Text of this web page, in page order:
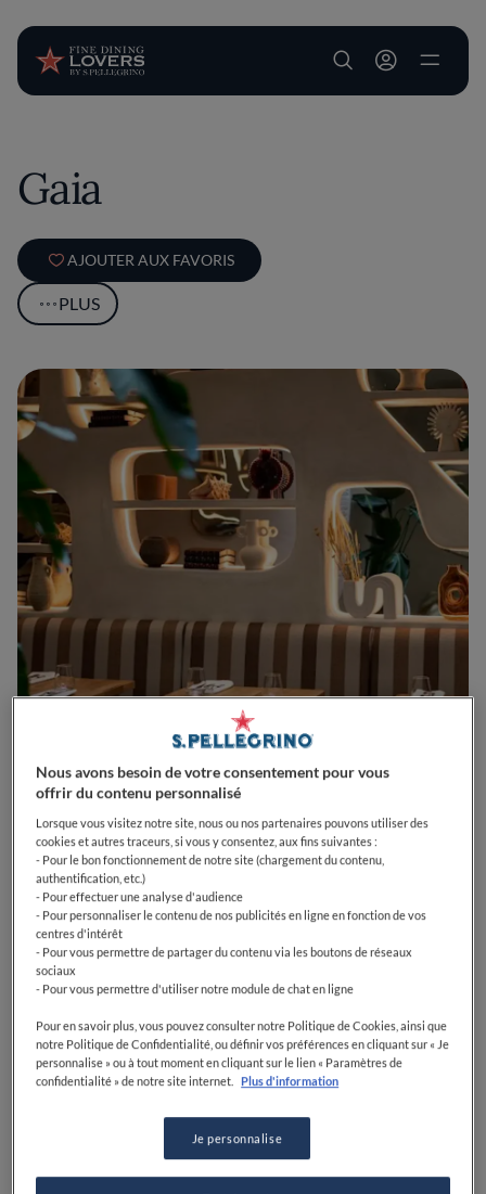
User account
Gaia
AJOUTER AUX FAVORIS
PLUS
0 0 0 0 0
24 Rue Croix Baragnon Toulouse France
CLOSED OpensDimanche,12:00-15:00, 19:00-24:00
VOIR HORAIRES D'OUVERTURE
VOIR SUR LA CARTE +33 9 80 80 78 58
VISIT WEBSITE
ÉQUIPEMENTS
Nous avons besoin de votre consentement pour vous
offrir du contenu personnalisé
Lorsque vous visitez notre site, nous ou nos partenaires pouvons utiliser des
cookies et autres traceurs, si vous y consentez, aux fins suivantes :
- Pour le bon fonctionnement de notre site (chargement du contenu,
authentification, etc.)
- Pour effectuer une analyse d'audience
- Pour personnaliser le contenu de nos publicités en ligne en fonction de vos
centres d'intérêt
- Pour vous permettre de partager du contenu via les boutons de réseaux
sociaux
- Pour vous permettre d'utiliser notre module de chat en ligne
Pour en savoir plus, vous pouvez consulter notre Politique de Cookies, ainsi que
notre Politique de Confidentialité, ou définir vos préférences en cliquant sur « Je
personnalise » ou à tout moment en cliquant sur le lien « Paramètres de
confidentialité » de notre site internet.
Plus d'information
Je personnalise